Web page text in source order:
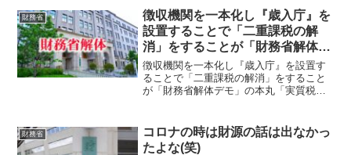
作”を暴露する一幕があった。福島選出の
森雅子・元法...
財務省
徴収機関を一本化し『歳入庁』を
設置することで「二重課税の解
消」をすることが「財務省解体デ
モ」の本丸
徴収機関を一本化し『歳入庁』を設置す
ることで「二重課税の解消」をすること
が「財務省解体デモ」の本丸「実質税金
消したくない…これが、財務省が一番知
られたくないこと」竹下...
財務省
コロナの時は財源の話は出なかっ
たよな(笑)